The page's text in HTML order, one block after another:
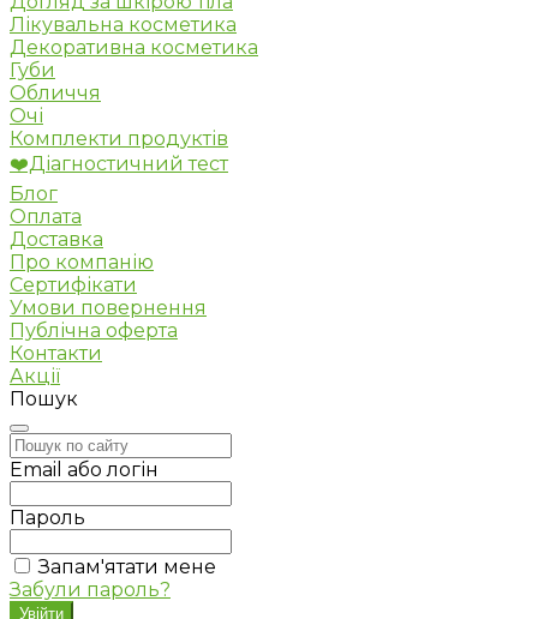
Лікувальна косметика
Декоративна косметика
Губи
Обличчя
Очі
Комплекти продуктів
❤️Діагностичний тест
Блог
Оплата
Доставка
Про компанію
Сертифікати
Умови повернення
Публічна оферта
Контакти
Акції
Пошук
Email або логін
Пароль
Запам'ятати мене
Забули пароль?